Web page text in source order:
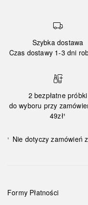
Szybka dostawa
Czas dostawy 1-3 dni
2 bezpłatne próbki
do wyboru przy
49zł¹
¹ Nie dotyczy zamówień
Formy Płatności